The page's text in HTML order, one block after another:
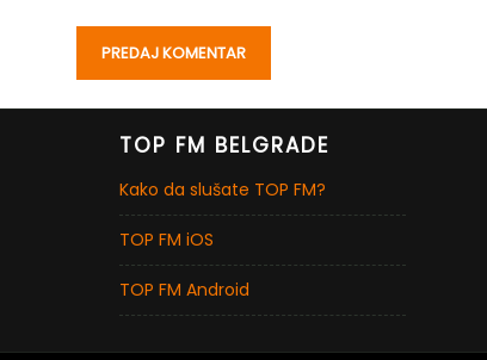
TOP FM BELGRADE
Kako da slušate TOP FM?
TOP FM iOS
TOP FM Android